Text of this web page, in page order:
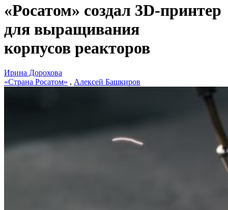
«Росатом» создал 3D-принтер
для выращивания
корпусов реакторов
Ирина Дорохова
«Страна Росатом» , Алексей Башкиров